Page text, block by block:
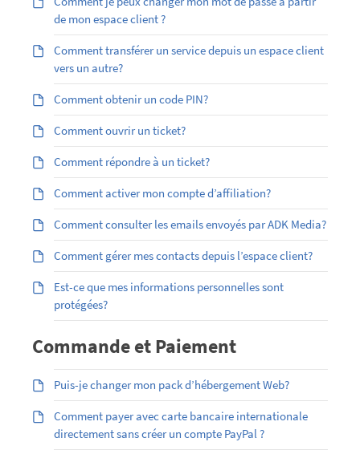
de mon espace client ?
Comment transférer un service depuis un espace client
vers un autre?
Comment obtenir un code PIN?
Comment ouvrir un ticket?
Comment répondre à un ticket?
Comment activer mon compte d’affiliation?
Comment consulter les emails envoyés par ADK Media?
Comment gérer mes contacts depuis l’espace client?
Est-ce que mes informations personnelles sont
protégées?
Commande et Paiement
Puis-je changer mon pack d’hébergement Web?
Comment payer avec carte bancaire internationale
directement sans créer un compte PayPal ?